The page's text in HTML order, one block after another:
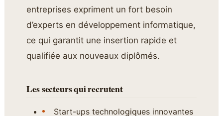
entreprises expriment un fort besoin
d’experts en développement informatique,
ce qui garantit une insertion rapide et
qualifiée aux nouveaux diplômés.
Les secteurs qui recrutent
Start-ups technologiques innovantes